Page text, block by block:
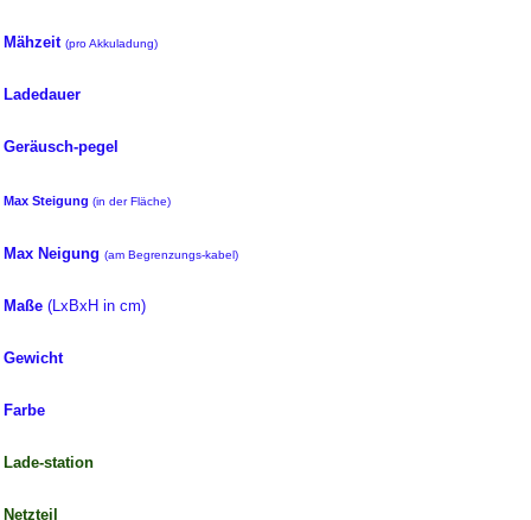
Mähzeit (pro Akkuladung)
Ladedauer
Geräusch-pegel
Max Steigung (in der Fläche)
Max Neigung (am Begrenzungs-kabel)
Maße (LxBxH in cm)
Gewicht
Farbe
Lade-station
Netzteil